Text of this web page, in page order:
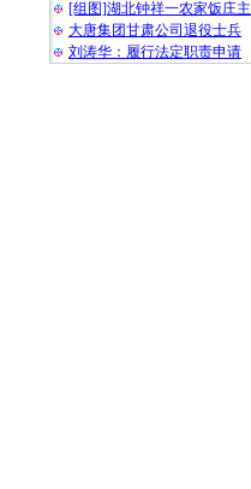
[组图]湖北钟祥一农家饭庄主
大唐集团甘肃公司退役士兵
刘涛华：履行法定职责申请